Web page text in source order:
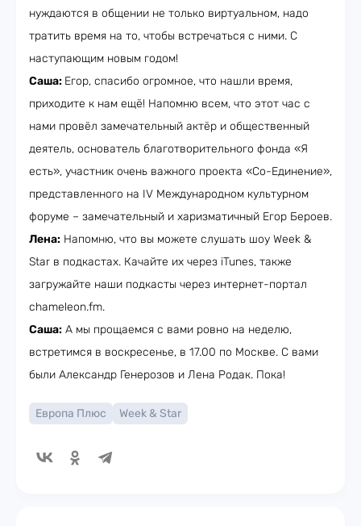
нуждаются в общении не только виртуальном, надо
тратить время на то, чтобы встречаться с ними. С
наступающим новым годом!
Саша: Егор, спасибо огромное, что нашли время,
приходите к нам ещё! Напомню всем, что этот час с
нами провёл замечательный актёр и общественный
деятель, основатель благотворительного фонда «Я
есть», участник очень важного проекта «Со-Единение»,
представленного на IV Международном культурном
форуме – замечательный и харизматичный Егор Бероев.
Лена: Напомню, что вы можете слушать шоу Week &
Star в подкастах. Качайте их через iTunes, также
загружайте наши подкасты через интернет-портал
chameleon.fm.
Саша: А мы прощаемся с вами ровно на неделю,
встретимся в воскресенье, в 17.00 по Москве. C вами
были Александр Генерозов и Лена Родак. Пока!
Европа Плюс Week & Star